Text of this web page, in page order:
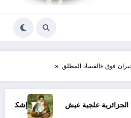
فوق «الفساد المطلق
علجية عيش إشكالية السلم